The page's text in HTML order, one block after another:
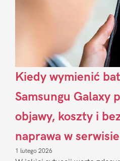
Kiedy wymienić
Samsungu Galaxy
objawy, koszty i
naprawa w serwisie
1 lutego 2026